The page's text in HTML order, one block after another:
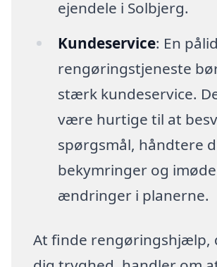
ejendele i Solbjerg.
Kundeservice: En
rengøringstjeneste
stærk kundeservice.
være hurtige til at
spørgsmål, håndtere
bekymringer og
ændringer i planerne.
At finde rengøringshjælp,